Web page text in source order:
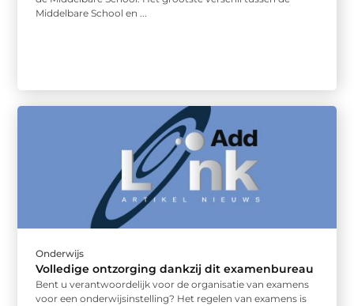
Middelbare School en ...
Onderwijs
Volledige ontzorging dankzij dit examenbureau
Bent u verantwoordelijk voor de organisatie van examens
voor een onderwijsinstelling? Het regelen van examens is